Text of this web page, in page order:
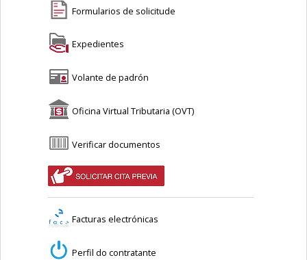
Formularios de solicitude
Expedientes
Volante de padrón
Oficina Virtual Tributaria (OVT)
Verificar documentos
Facturas electrónicas
Perfil do contratante